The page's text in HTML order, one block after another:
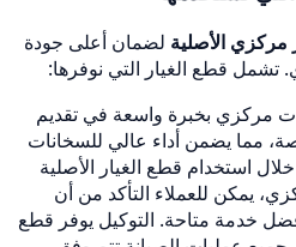
مركزي الأصلية لضمان أعلى جودة
قطع الغيار التي نوفرها:
مركزي بخبرة واسعة في تقديم
مما يضمن أداء عالي للسخانات
استخدام قطع الغيار الأصلية
يمكن للعملاء التأكد من أن
خدمة متاحة. التوكيل يوفر قطع